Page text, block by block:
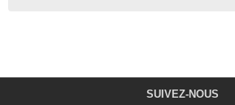
SUIVEZ-NOUS